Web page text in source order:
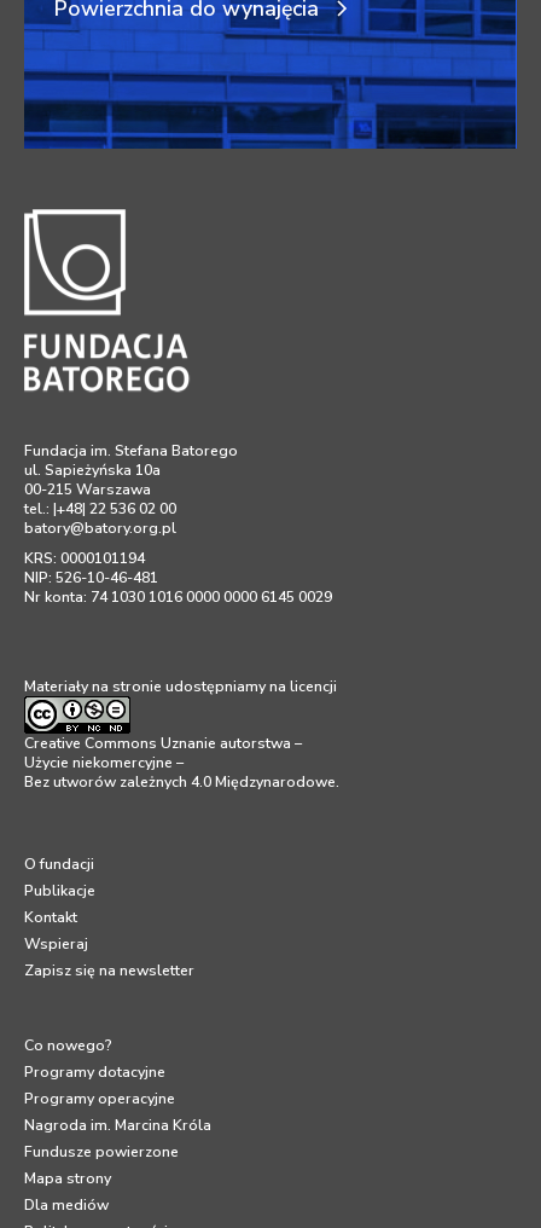
Fundacja im. Stefana Batorego
ul. Sapieżyńska 10a
00-215 Warszawa
tel.: |+48| 22 536 02 00
batory@batory.org.pl
KRS: 0000101194
NIP: 526-10-46-481
Nr konta: 74 1030 1016 0000 0000 6145 0029
Materiały na stronie udostępniamy na licencji
Creative Commons Uznanie autorstwa –
Użycie niekomercyjne –
Bez utworów zależnych 4.0 Międzynarodowe.
O fundacji
Publikacje
Kontakt
Wspieraj
Zapisz się na newsletter
Co nowego?
Programy dotacyjne
Programy operacyjne
Nagroda im. Marcina Króla
Fundusze powierzone
Mapa strony
Dla mediów
Powierzchnia do wynajęcia